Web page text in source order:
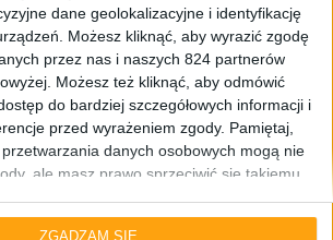
dane geolokalizacyjne i identyfikację
Możesz kliknąć, aby wyrazić zgodę
przez nas i naszych 824 partnerów
Możesz też kliknąć, aby odmówić
do bardziej szczegółowych informacji i
przed wyrażeniem zgody. Pamiętaj,
danych osobowych mogą nie
ale masz prawo sprzeciwić się takiemu
w dowolnym momencie zmienić swoje
ZGADZAM SIĘ